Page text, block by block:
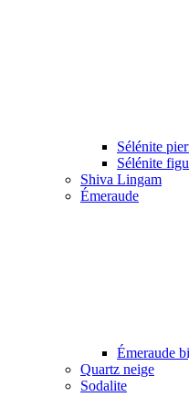
Sélénite
Sélénite
Shiva Lingam
Émeraude
Émeraude
Quartz neige
Sodalite